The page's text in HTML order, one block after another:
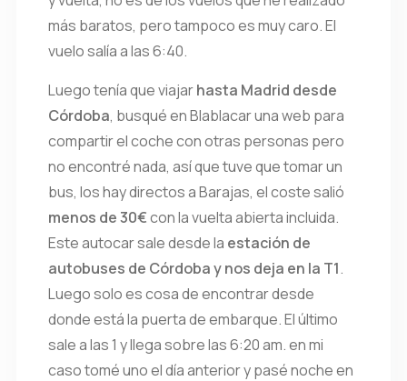
más baratos, pero tampoco es muy caro. El
vuelo salía a las 6:40.
Luego tenía que viajarhasta Madrid desde
Córdoba, busqué en Blablacar una web para
compartir el coche con otras personas pero
no encontré nada, así que tuve que tomar un
bus, los hay directos a Barajas, el coste salió
menos de 30€con la vuelta abierta incluida.
Este autocar sale desde la estación de
autobuses de Córdoba y nos deja en la T1.
Luego solo es cosa de encontrar desde
donde está la puerta de embarque. El último
sale a las 1 y llega sobre las 6:20 am. en mi
caso tomé uno el día anterior y pasé noche en